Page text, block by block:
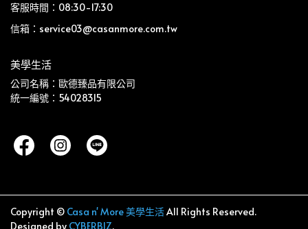
客服時間：08:30-17:30
信箱：service03@casanmore.com.tw
美學生活
公司名稱：歐德臻品有限公司
統一編號：54028315
Copyright © Casa n' More 美學生活All Rights Reserved.
Designed by CYBERBIZ.